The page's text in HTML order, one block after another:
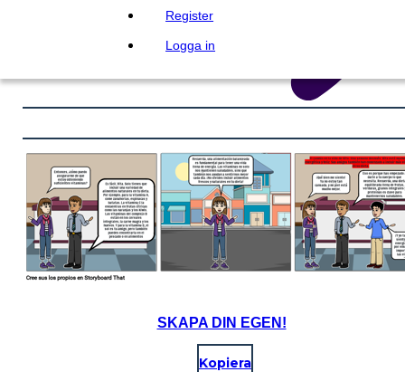
Register
Logga in
SKAPA DIN EGEN!
Kopiera